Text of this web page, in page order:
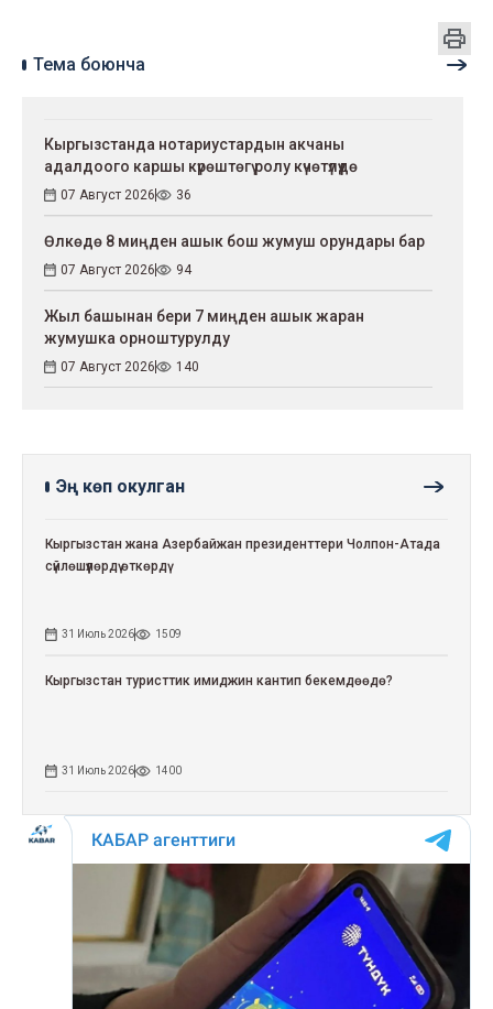
Тема боюнча
Кыргызстанда нотариустардын акчаны
адалдоого каршы күрөштөгү ролу күчөтүлүүдө
07 Август 2026 36
Өлкөдө 8 миңден ашык бош жумуш орундары бар
07 Август 2026 94
Жыл башынан бери 7 миңден ашык жаран
жумушка орноштурулду
07 Август 2026 140
Эң көп окулган
Кыргызстан жана Азербайжан президенттери Чолпон-Атада
сүйлөшүүлөрдү өткөрдү
31 Июль 2026 1509
Кыргызстан туристтик имиджин кантип бекемдөөдө?
31 Июль 2026 1400